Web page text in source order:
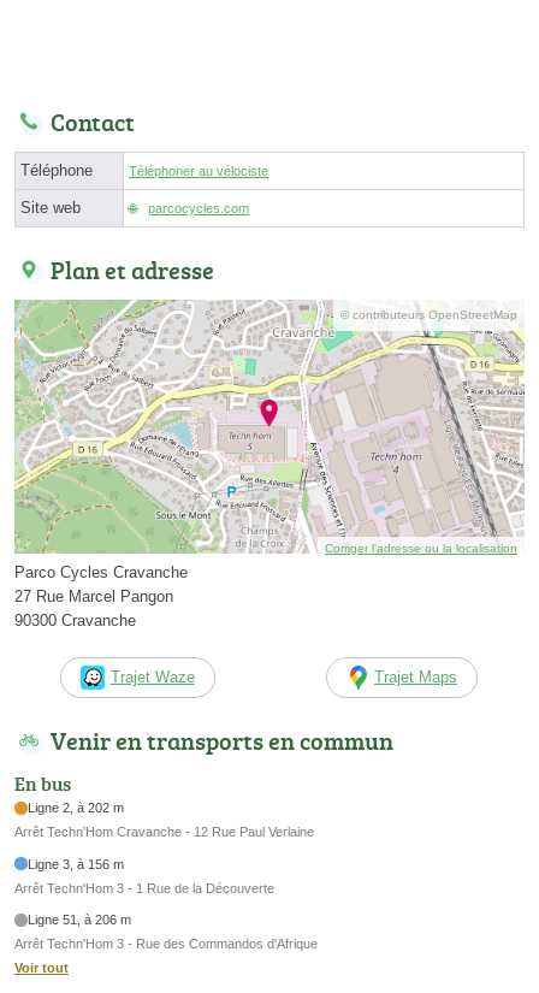
Contact
Téléphone Téléphoner au vélociste
Site web parcocycles.com
Plan et adresse
© contributeurs OpenStreetMap
Corriger l’adresse ou la localisation
Parco Cycles Cravanche
27 Rue Marcel Pangon
90300 Cravanche
Trajet Waze Trajet Maps
Venir en transports en commun
En bus
Ligne 2, à 202 m
Arrêt Techn'Hom Cravanche - 12 Rue Paul Verlaine
Ligne 3, à 156 m
Arrêt Techn'Hom 3 - 1 Rue de la Découverte
Ligne 51, à 206 m
Arrêt Techn'Hom 3 - Rue des Commandos d'Afrique
Voir tout